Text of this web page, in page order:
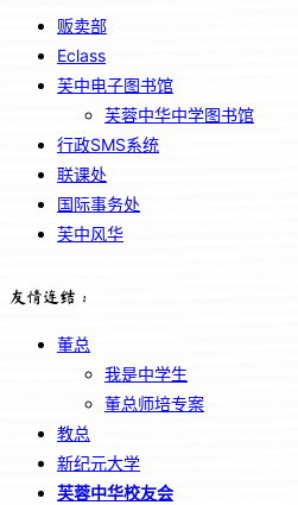
贩卖部
Eclass
芙中电子图书馆
芙蓉中华中学图书馆
行政SMS系统
联课处
国际事务处
芙中风华
友情连结：
董总
我是中学生
董总师培专案
教总
新纪元大学
芙蓉中华校友会